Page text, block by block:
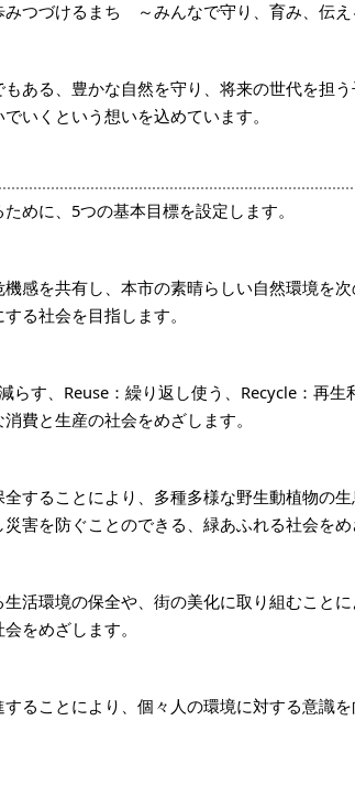
つづけるまち ～みんなで守り、育み、伝え
ある、豊かな自然を守り、将来の世代を担
いくという想いを込めています。
めに、5つの基本目標を設定します。
感を共有し、本市の素晴らしい自然環境を
る社会を目指します。
らす、Reuse：繰り返し使う、Recycle：再
費と生産の社会をめざします。
することにより、多種多様な野生動植物の生
害を防ぐことのできる、緑あふれる社会をめ
活環境の保全や、街の美化に取り組むこと
をめざします。
ることにより、個々人の環境に対する意識